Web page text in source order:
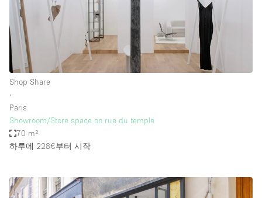
Shop Share
∙
Paris
Showroom/Store space on rue du temple
70 m²
하루에 228€부터 시작